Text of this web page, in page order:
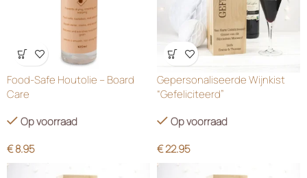
Wensenlijst
Food-Safe Houtolie – Board
Care
Op voorraad
€8.95
Wensenlijst
Gepersonaliseerde Wijnkist
“Gefeliciteerd”
Op voorraad
€22.95